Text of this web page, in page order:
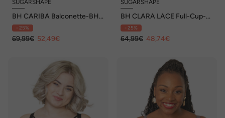
SUGARSHAPE
BH CARIBA Balconette-BHs
mit Bügel,Spitze
- 25%
69,99€ 52,49€
SUGARSHAPE
BH CLARA LACE Full-Cup-
BHs mit Bügel,Spitze
- 25%
64,99€ 48,74€